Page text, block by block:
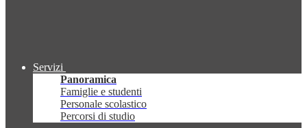
Servizi
Panoramica
Famiglie e studenti
Personale scolastico
Percorsi di studio